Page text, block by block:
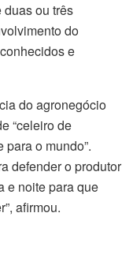
duas ou três
do
e
do agronegócio
“celeiro de
o mundo”.
defender o produtor
e noite para que
afirmou.